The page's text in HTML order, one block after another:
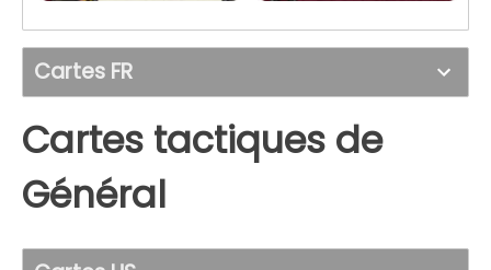
Cartes FR
Cartes tactiques de
Général